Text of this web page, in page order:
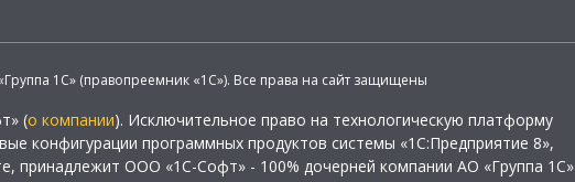
1С» (правопреемник «1С»). Все права на сайт защищены
(о компании). Исключительное право на технологическую платформу
конфигурации программных продуктов системы «1С:Предприятие 8»,
принадлежит ООО «1С-Софт» - 100% дочерней компании АО «Группа 1С»